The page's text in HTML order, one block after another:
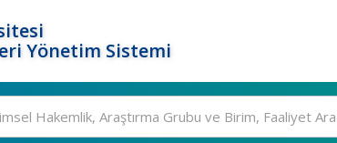
Yönetim Sistemi